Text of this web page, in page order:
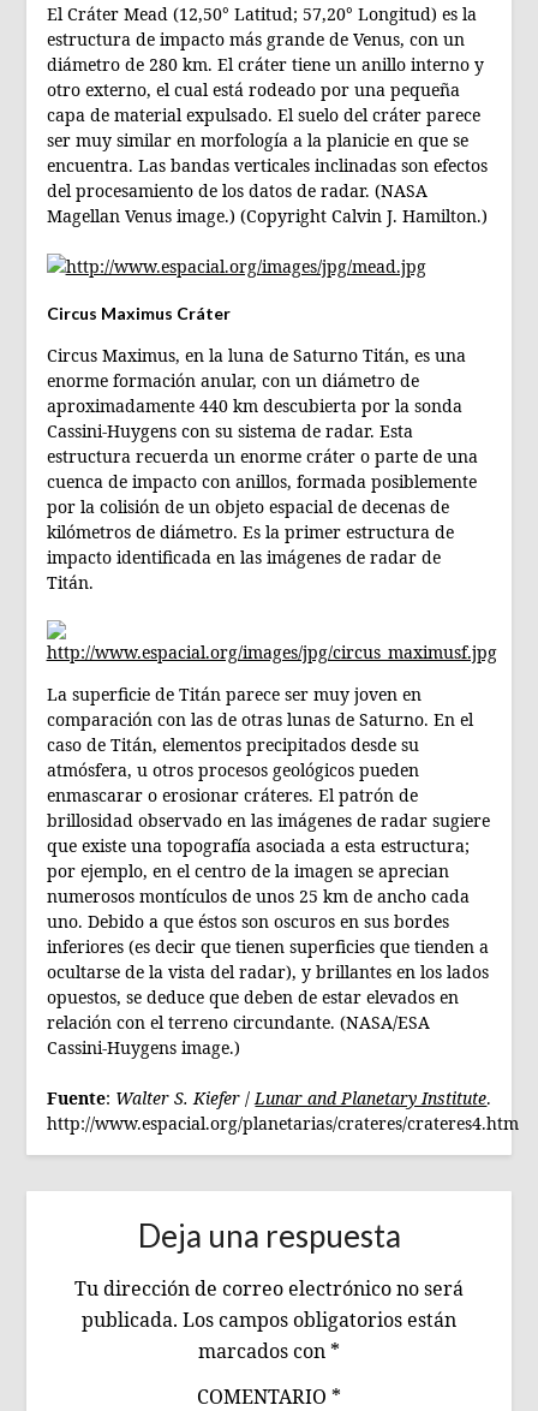
El Cráter Mead (12,50° Latitud; 57,20° Longitud) es la
estructura de impacto más grande de Venus, con un
diámetro de 280 km. El cráter tiene un anillo interno y
otro externo, el cual está rodeado por una pequeña
capa de material expulsado. El suelo del cráter parece
ser muy similar en morfología a la planicie en que se
encuentra. Las bandas verticales inclinadas son efectos
del procesamiento de los datos de radar. (NASA
Magellan Venus image.) (Copyright Calvin J. Hamilton.)
Circus Maximus Cráter
Circus Maximus, en la luna de Saturno Titán, es una
enorme formación anular, con un diámetro de
aproximadamente 440 km descubierta por la sonda
Cassini-Huygens con su sistema de radar. Esta
estructura recuerda un enorme cráter o parte de una
cuenca de impacto con anillos, formada posiblemente
por la colisión de un objeto espacial de decenas de
kilómetros de diámetro. Es la primer estructura de
impacto identificada en las imágenes de radar de
Titán.
La superficie de Titán parece ser muy joven en
comparación con las de otras lunas de Saturno. En el
caso de Titán, elementos precipitados desde su
atmósfera, u otros procesos geológicos pueden
enmascarar o erosionar cráteres. El patrón de
brillosidad observado en las imágenes de radar sugiere
que existe una topografía asociada a esta estructura;
por ejemplo, en el centro de la imagen se aprecian
numerosos montículos de unos 25 km de ancho cada
uno. Debido a que éstos son oscuros en sus bordes
inferiores (es decir que tienen superficies que tienden a
ocultarse de la vista del radar), y brillantes en los lados
opuestos, se deduce que deben de estar elevados en
relación con el terreno circundante. (NASA/ESA
Cassini-Huygens image.)
Fuente: Walter S. Kiefer / Lunar and Planetary Institute.
http://www.espacial.org/planetarias/crateres/crateres4.htm
Deja una respuesta
Tu dirección de correo electrónico no será
publicada. Los campos obligatorios están
marcados con *
COMENTARIO *